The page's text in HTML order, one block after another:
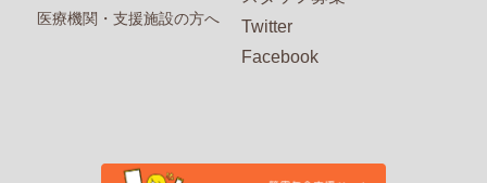
医療機関・支援施設の方へ
Twitter
Facebook